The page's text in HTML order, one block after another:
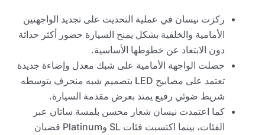
ركزت نيسان في عملية التحديث على تجديد الواجهتين
الأمامية والخلفية بشكل يمنح السيارة حضور أكثر حداثة
دون الابتعاد عن خطوطها الأساسية.
حصلت الواجهة الأمامية على شبك معدل وإضاءة جديدة
تعتمد على مصابيح LED بتصميم شبه منحرف يتوسطه
شريط ضوئي رفيع يمتد بعرض مقدمة السيارة.
كما اعتمدت نيسان شعار محسن بلمسة ساتان عبر
الفئات، بينما اكتسبت فئات SL وPlatinum قضبان